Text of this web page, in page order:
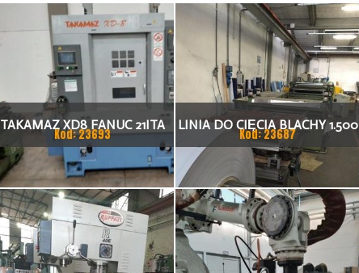
TAKAMAZ XD8 FANUC 21ITA
TOKARKA CNC
Kod: 23693
LINIA DO CIĘCIA BLACHY 1.500
X 1,5 (2,5) MM
Kod: 23687